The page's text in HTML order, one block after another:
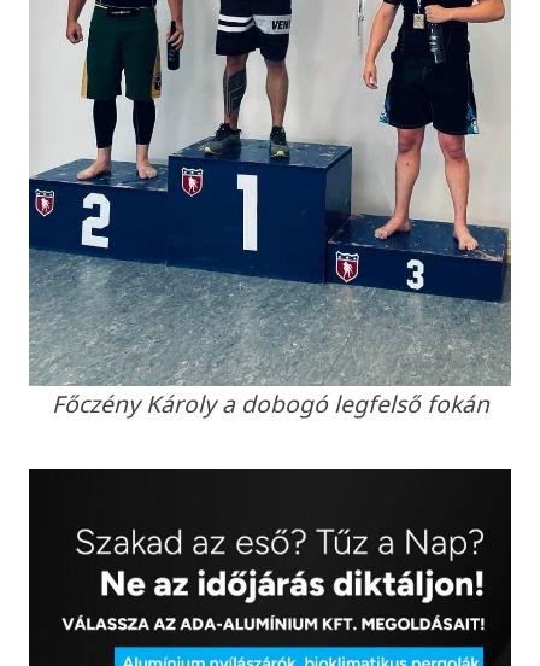
Főczény Károly a dobogó legfelső fokán